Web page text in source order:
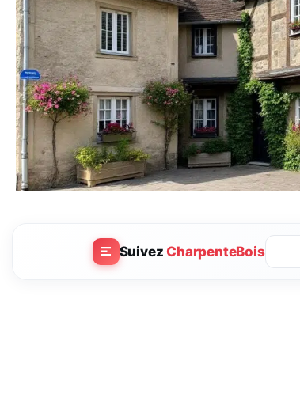
SuivezCharpenteBois